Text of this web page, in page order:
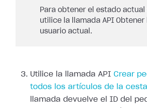
Para obtener el estado actual
utilice la llamada API Obtener
usuario actual.
Utilice la llamada API Crear
todos los artículos de la
llamada devuelve el ID del